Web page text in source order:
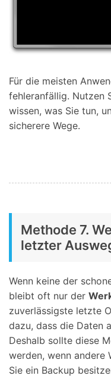
Für die meisten
fehleranfällig. Nutzen
wissen, was Sie tun,
sicherere Wege.
Methode 7.
letzter
Wenn keine der
bleibt oft nur der
zuverlässigste letzte
dazu, dass die Daten
Deshalb sollte diese
werden, wenn andere
Sie ein Backup